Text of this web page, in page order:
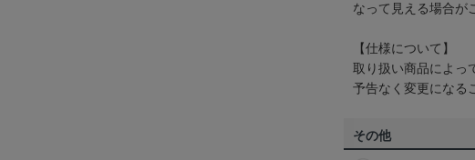
なって見える場合が
【仕様について】
取り扱い商品によっ
予告なく変更になる
その他